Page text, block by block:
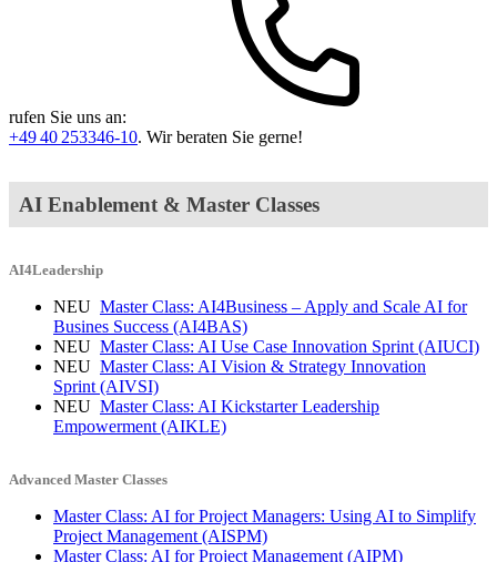
rufen Sie uns an:
+49 40 253346-10. Wir beraten Sie gerne!
AI Enablement & Master Classes
AI4Leadership
NEU Master Class: AI4Business – Apply and Scale AI for
Busines Success (AI4BAS)
NEU Master Class: AI Use Case Innovation Sprint (AIUCI)
NEU Master Class: AI Vision & Strategy Innovation
Sprint (AIVSI)
NEU Master Class: AI Kickstarter Leadership
Empowerment (AIKLE)
Advanced Master Classes
Master Class: AI for Project Managers: Using AI to Simplify
Project Management (AISPM)
Master Class: AI for Project Management (AIPM)